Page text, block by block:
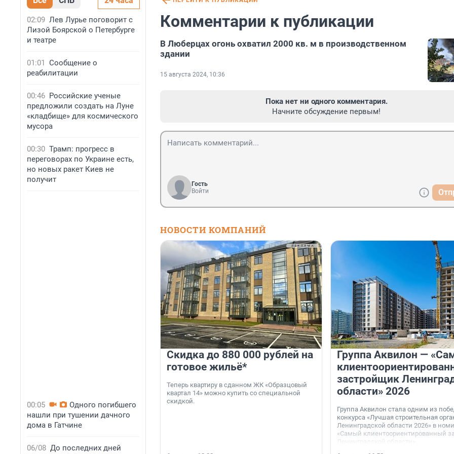
02:09 Лев Лурье поговорит с
Лизой Боярской о Петербурге
и театре
01:01 Сообщение о
реабилитации
00:46 Российские ученые
предложили создать на Луне
«кладбище» для космического
мусора
00:30 Трамп: прогресс в
переговорах по Украине есть,
но новых ракет Киев не
получит
00:05
Одного погибшего
нашли при тушении дачного
дома в Гатчине
06/08 До последних дней
Комментарии к публикации
В Люберцах огонь охватил 2000 кв. м в производственном
здании
15 августа 2024, 10:36
Пока нет ни одного комментария.
Начните обсуждение первым!
Гость
Войти
НОВОСТИ КОМПАНИЙ
Скидка до 880 000 рублей на
готовое жильё*
Теперь квартиру в сданном ЖК «Образцовый
квартал 14» можно купить со специальной
скидкой.
Группа Аквилон —
застройщик
области» 2026
Группа Аквилон стала одним из
конкурса «Лучшая строительная
Ленинградской области 2026» в
«Самый клиентоориентированный
Ленинградской области».